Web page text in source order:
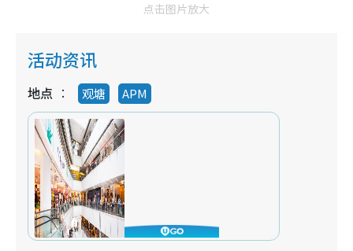
点击图片放大
活动资讯
地点 观塘 APM